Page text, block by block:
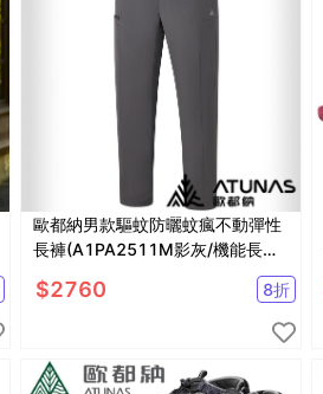
歐都納男款驅蚊防曬蚊瘋不動彈性
長褲(A1PA2511M影灰/機能長褲/
$2760 8折